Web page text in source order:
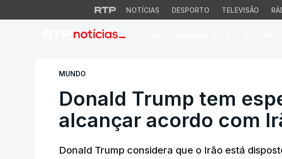
NOTÍCIAS DESPORTO TELEVISÃO
Donald Trump tem
MUNDO
Donald Trump tem
alcançar acordo com
Donald Trump considera que o Irão está